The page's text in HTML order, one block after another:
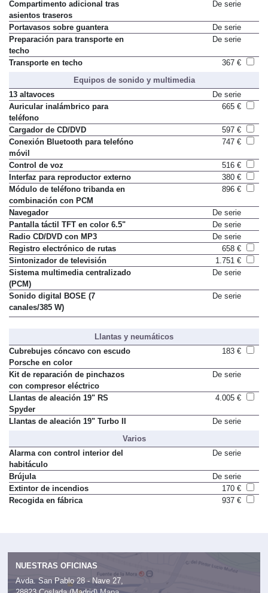
Compartimento adicional tras
asientos traseros
De serie
Portavasos sobre guantera
De serie
Preparación para transporte en
techo
De serie
Transporte en techo
367 €
Equipos de sonido y multimedia
13 altavoces
De serie
Auricular inalámbrico para
teléfono
665 €
Cargador de CD/DVD
597 €
Conexión Bluetooth para telefóno
móvil
747 €
Control de voz
516 €
Interfaz para reproductor externo
380 €
Módulo de teléfono tribanda en
combinación con PCM
896 €
Navegador
De serie
Pantalla táctil TFT en color 6.5"
De serie
Radio CD/DVD con MP3
De serie
Registro electrónico de rutas
658 €
Sintonizador de televisión
1.751 €
Sistema multimedia centralizado
(PCM)
De serie
Sonido digital BOSE (7
canales/385 W)
De serie
Llantas y neumáticos
Cubrebujes cóncavo con escudo
Porsche en color
183 €
Kit de reparación de pinchazos
con compresor eléctrico
De serie
Llantas de aleación 19" RS
Spyder
4.005 €
Llantas de aleación 19" Turbo II
De serie
Varios
Alarma con control interior del
habitáculo
De serie
Brújula
De serie
Extintor de incendios
170 €
Recogida en fábrica
937 €
NUESTRAS OFICINAS
Avda. San Pablo 28 - Nave 27,